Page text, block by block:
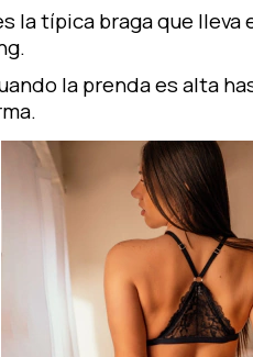
la típica braga que
la prenda es alta